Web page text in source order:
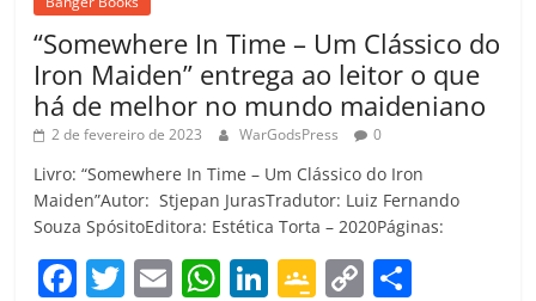
“Somewhere In Time – Um Clássico do
Iron Maiden” entrega ao leitor o que
há de melhor no mundo maideniano
2 de fevereiro de 2023 WarGodsPress 0
Livro: “Somewhere In Time – Um Clássico do Iron
Maiden”Autor: Stjepan JurasTradutor: Luiz Fernando
Souza SpósitoEditora: Estética Torta – 2020Páginas:
F T E W Li G C